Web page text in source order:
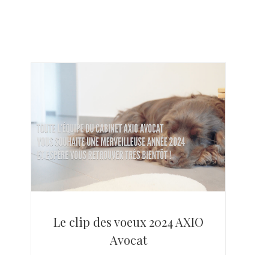
Le clip des voeux 2024 AXIO
Avocat